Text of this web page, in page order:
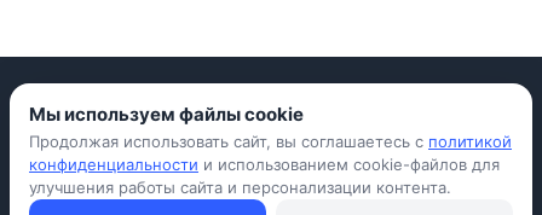
Приложение для iPhone
© Avada Shop, 2026
Конфиденциальность
Мы используем файлы cookie
Продолжая использовать сайт, вы соглашаетесь с политикой
конфиденциальности и использованием cookie-файлов для
улучшения работы сайта и персонализации контента.